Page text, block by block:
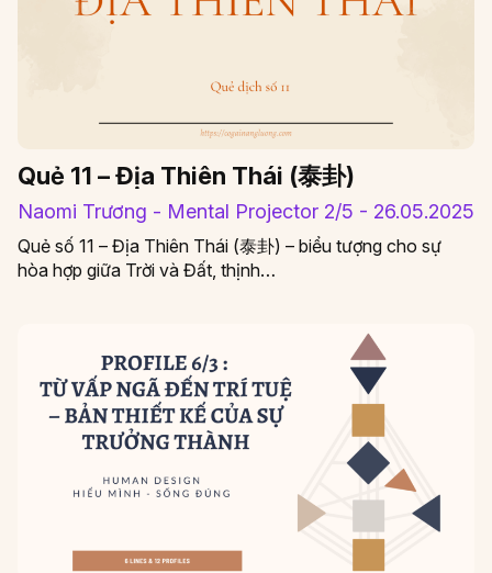
Quẻ 11 – Địa Thiên Thái (泰卦)
Naomi Trương - Mental Projector 2/5 - 26.05.2025
Quẻ số 11 – Địa Thiên Thái (泰卦) – biểu tượng cho sự
hòa hợp giữa Trời và Đất, thịnh…